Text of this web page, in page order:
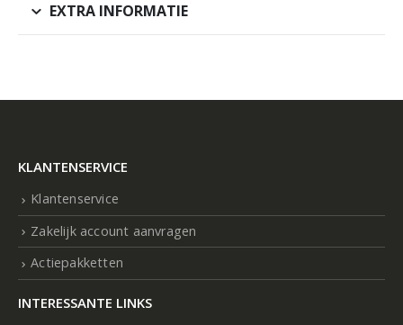
EXTRA INFORMATIE
KLANTENSERVICE
Klantenservice
Zakelijk account aanvragen
Actiepakketten
INTERESSANTE LINKS